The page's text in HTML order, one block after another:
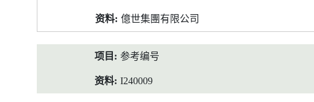
料
億世集團有限公司
参考编号
I240009